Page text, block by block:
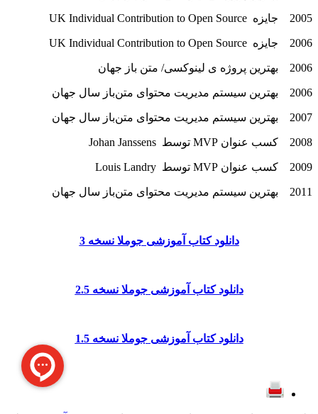
2005 جایزه UK Individual Contribution to Open Source
2006 جایزه UK Individual Contribution to Open Source
2006 بهترین پروژه ی لینوکسی/ متن باز جهان
2006 بهترین سیستم مدیریت محتوای متن‌باز سال جهان
2007 بهترین سیستم مدیریت محتوای متن‌باز سال جهان
2008 کسب عنوان MVP توسط Johan Janssens
2009 کسب عنوان MVP توسط Louis Landry
2011 بهترین سیستم مدیریت محتوای متن‌باز سال جهان
دانلود کتاب آموزشی جوملا نسخه 3
دانلود کتاب آموزشی جوملا نسخه 2.5
دانلود کتاب آموزشی جوملا نسخه 1.5